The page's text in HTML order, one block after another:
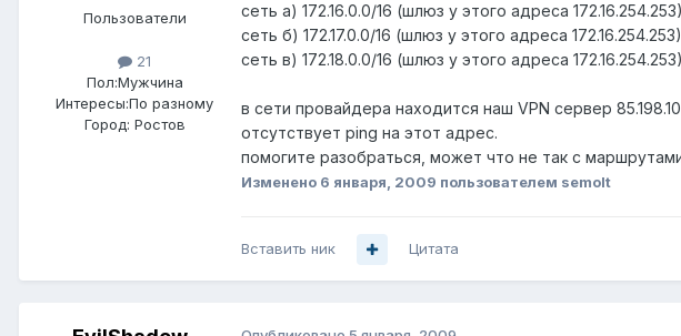
Пользователи
21
Пол:Мужчина
Интересы:По разному
Город: Ростов
сеть а) 172.16.0.0/16 (шлюз у этого адреса 172.16.254.253)
сеть б) 172.17.0.0/16 (шлюз у этого адреса 172.16.254.253)
сеть в) 172.18.0.0/16 (шлюз у этого адреса 172.16.254.253)
в сети провайдера находится наш VPN сервер
отсутствует ping на этот адрес.
помогите разобраться, может что не так с
Изменено 6 января, 2009 пользователем semolt
Вставить ник Цитата